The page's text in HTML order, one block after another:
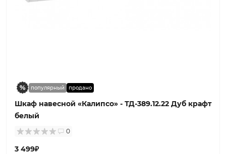
популярный продано
Шкаф навесной «Калипсо» - ТД-389.12.22 Дуб крафт
белый
0
3 499₽